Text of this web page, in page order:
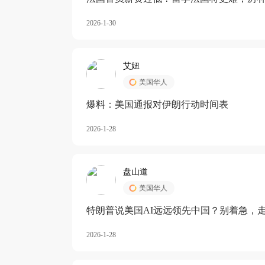
2026-1-30
艾妞
美国华人
爆料：美国通报对伊朗行动时间表
2026-1-28
盘山道
美国华人
特朗普说美国AI远远领先中国？别着急，
2026-1-28